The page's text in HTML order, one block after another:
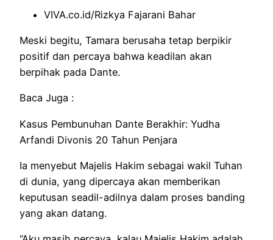
VIVA.co.id/Rizkya Fajarani Bahar
Meski begitu, Tamara berusaha tetap berpikir
positif dan percaya bahwa keadilan akan
berpihak pada Dante.
Baca Juga :
Kasus Pembunuhan Dante Berakhir: Yudha
Arfandi Divonis 20 Tahun Penjara
Ia menyebut Majelis Hakim sebagai wakil Tuhan
di dunia, yang dipercaya akan memberikan
keputusan seadil-adilnya dalam proses banding
yang akan datang.